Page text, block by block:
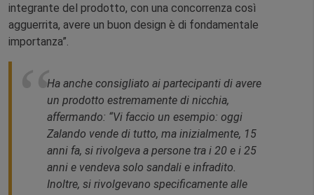
integrante del prodotto, con una concorrenza così
agguerrita, avere un buon design è di fondamentale
importanza”.
Ha anche consigliato ai partecipanti di avere
un prodotto estremamente di nicchia,
affermando: “Vi faccio un esempio: oggi
Zalando vende di tutto, ma inizialmente, 15
anni fa, si rivolgeva a persone tra i 20 e i 25
anni e vendeva solo sandali e infradito.
Inoltre, si rivolgevano specificamente alle